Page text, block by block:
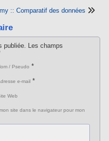
:: Comparatif des données
publiée. Les champs
/ Pseudo *
e-mail *
Web
site dans le navigateur pour mon